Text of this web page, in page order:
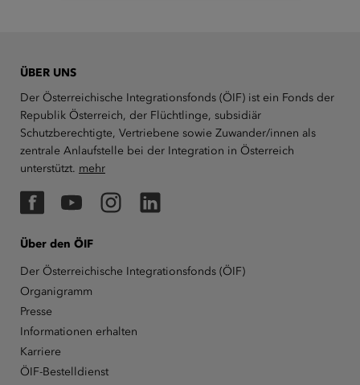
ÜBER UNS
Der Österreichische Integrationsfonds (ÖIF) ist ein Fonds der
Republik Österreich, der Flüchtlinge, subsidiär
Schutzberechtigte, Vertriebene sowie Zuwander/innen als
zentrale Anlaufstelle bei der Integration in Österreich
unterstützt. mehr
FacebookYouTubeInstagramLinkedIn
Über den ÖIF
Der Österreichische Integrationsfonds (ÖIF)
Organigramm
Presse
Informationen erhalten
Karriere
ÖIF-Bestelldienst